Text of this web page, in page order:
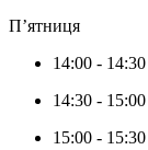
П’ятниця
14:00 - 14:30
14:30 - 15:00
15:00 - 15:30